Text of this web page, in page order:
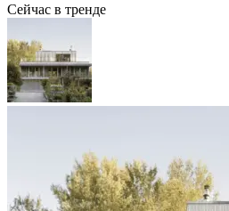
Сейчас в тренде